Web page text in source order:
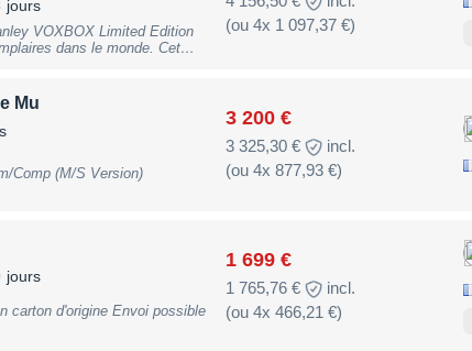
jours
(ou 4x 1 097,37 €)
dans le monde. Cet
neuf. Préampli micro à
section compresseur,
une référence incontournable
état de fonctionnement – État
Mu
3 200 €
3 325,30 €
incl.
(ou 4x 877,93 €)
Labs Stereo Variable Mu bon état Lim/Comp (M/S Version)
jours
1 699 €
1 765,76 €
incl.
(ou 4x 466,21 €)
Envoi possible